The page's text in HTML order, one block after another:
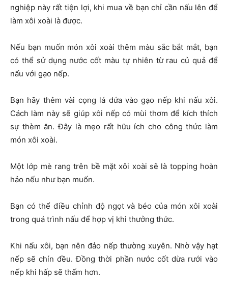
nghiệp này rất tiện lợi, khi mua về bạn chỉ cần nấu lên để
làm xôi xoài là được.
Nếu bạn muốn món xôi xoài thêm màu sắc bắt mắt, bạn
có thể sử dụng nước cốt màu tự nhiên từ rau củ quả để
nấu với gạo nếp.
Bạn hãy thêm vài cọng lá dứa vào gạo nếp khi nấu xôi.
Cách làm này sẽ giúp xôi nếp có mùi thơm để kích thích
sự thèm ăn. Đây là mẹo rất hữu ích cho công thức làm
món xôi xoài.
Một lớp mè rang trên bề mặt xôi xoài sẽ là topping hoàn
hảo nếu như bạn muốn.
Bạn có thể điều chỉnh độ ngọt và béo của món xôi xoài
trong quá trình nấu để hợp vị khi thưởng thức.
Khi nấu xôi, bạn nên đảo nếp thường xuyên. Nhờ vậy hạt
nếp sẽ chín đều. Đồng thời phần nước cốt dừa rưới vào
nếp khi hấp sẽ thấm hơn.